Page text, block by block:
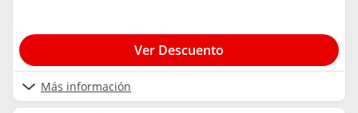
Más información
Ver Descuento